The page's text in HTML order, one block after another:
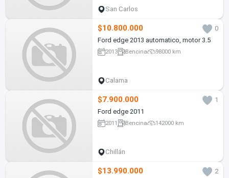
San Carlos
$10.800.000
0
Ford edge 2013 automatico, motor 3.5
2013 Bencina 98000 km
Calama
$7.900.000
1
Ford edge 2011
2011 Bencina 142000 km
Chillán
$13.990.000
2